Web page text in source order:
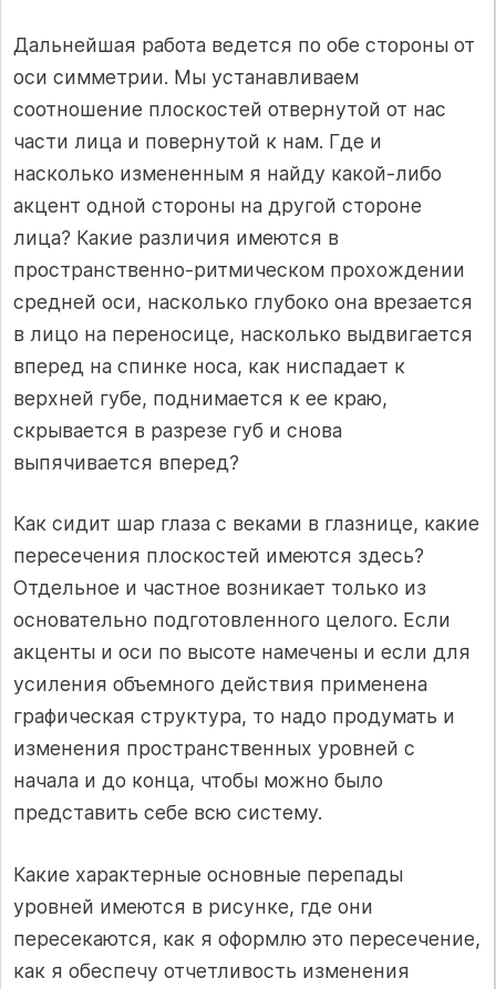
Дальнейшая работа ведется по обе стороны от
оси симметрии. Мы устанавливаем
соотношение плоскостей отвернутой от нас
части лица и повернутой к нам. Где и
насколько измененным я найду какой-либо
акцент одной стороны на другой стороне
лица? Какие различия имеются в
пространственно-ритмическом прохождении
средней оси, насколько глубоко она врезается
в лицо на переносице, насколько выдвигается
вперед на спинке носа, как ниспадает к
верхней губе, поднимается к ее краю,
скрывается в разрезе губ и снова
выпячивается вперед?
Как сидит шар глаза с веками в глазнице, какие
пересечения плоскостей имеются здесь?
Отдельное и частное возникает только из
основательно подготовленного целого. Если
акценты и оси по высоте намечены и если для
усиления объемного действия применена
графическая структура, то надо продумать и
изменения пространственных уровней с
начала и до конца, чтобы можно было
представить себе всю систему.
Какие характерные основные перепады
уровней имеются в рисунке, где они
пересекаются, как я оформлю это пересечение,
как я обеспечу отчетливость изменения